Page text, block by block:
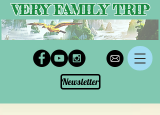
Newsletter
VERY FAMILY TRIP